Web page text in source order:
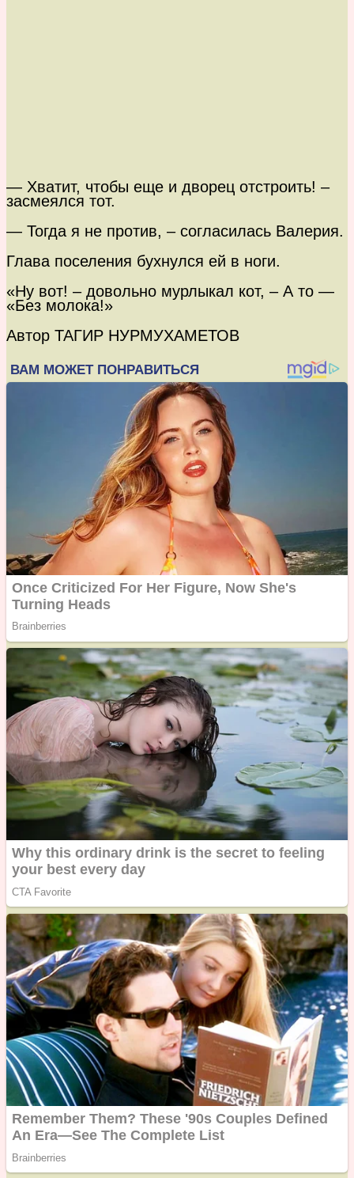
— Хватит, чтобы еще и дворец отстроить! –
засмеялся тот.
— Тогда я не против, – согласилась Валерия.
Глава поселения бухнулся ей в ноги.
«Ну вот! – довольно мурлыкал кот, – А то —
«Без молока!»
Автор ТАГИР НУРМУХАМЕТОВ